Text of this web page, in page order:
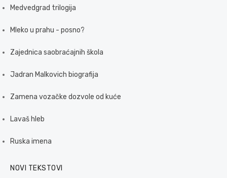
Medvedgrad trilogija
Mleko u prahu - posno?
Zajednica saobraćajnih škola
Jadran Malkovich biografija
Zamena vozačke dozvole od kuće
Lavaš hleb
Ruska imena
NOVI TEKSTOVI